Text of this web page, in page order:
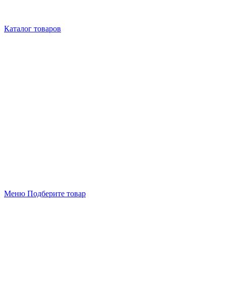
Каталог товаров
Меню Подберите товар